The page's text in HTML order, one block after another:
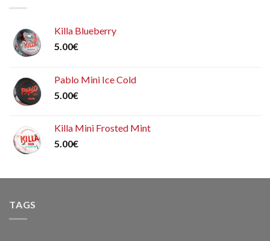
Killa Blueberry
5.00€
Pablo Mini Ice Cold
5.00€
Killa Mini Frosted Mint
5.00€
TAGS